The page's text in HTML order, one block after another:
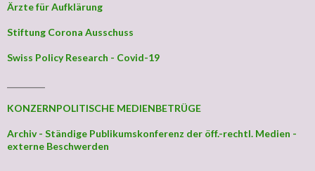
Ärzte für Aufklärung
Stiftung Corona Ausschuss
Swiss Policy Research - Covid-19
KONZERNPOLITISCHE MEDIENBETRÜGE
Archiv - Ständige Publikumskonferenz der öff.-rechtl. Medien -
externe Beschwerden